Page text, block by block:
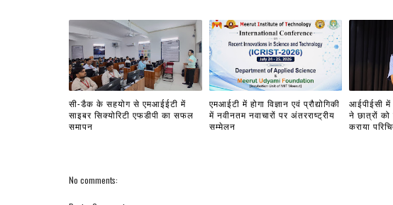
सी-डैक के सहयोग से एमआईईटी में
साइबर सिक्योरिटी एफडीपी का सफल
समापन
एमआईटी में होगा विज्ञान एवं प्रौद्योगिकी
में नवीनतम नवाचारों पर अंतरराष्ट्रीय
सम्मेलन
आईपीईसी में
ने छात्रों
कराया
No comments: